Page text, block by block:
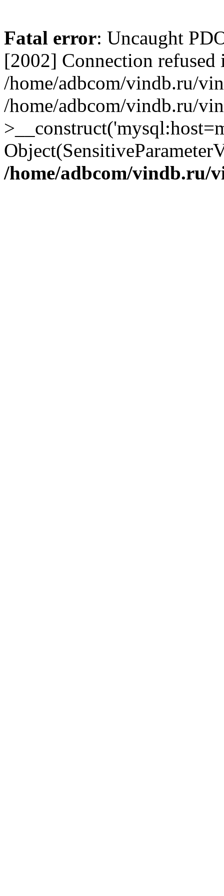
Fatal error: Uncaught
[2002] Connection refused
/home/adbcom/vindb.ru/
/home/adbcom/vindb.ru/
/home/adbcom/vindb.ru/